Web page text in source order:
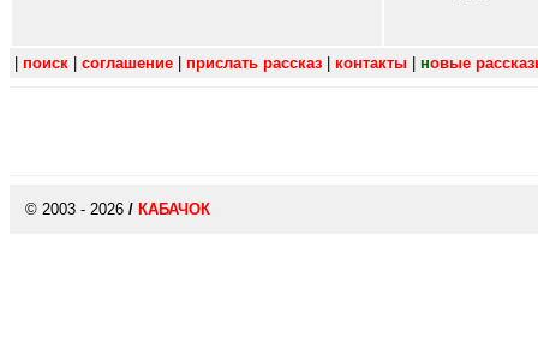
поиск соглашение прислать рассказ контакты новые
© 2003 - 2026 / КАБАЧОК